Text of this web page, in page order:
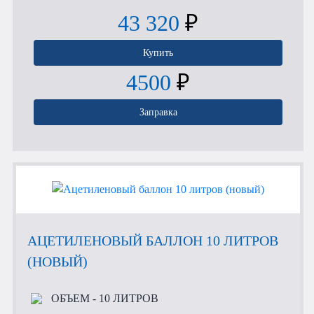
43 320 ₽
Купить
4500 ₽
Заправка
АЦЕТИЛЕНОВЫЙ БАЛЛОН 10 ЛИТРОВ
(НОВЫЙ)
ОБЪЕМ- 10 ЛИТРОВ